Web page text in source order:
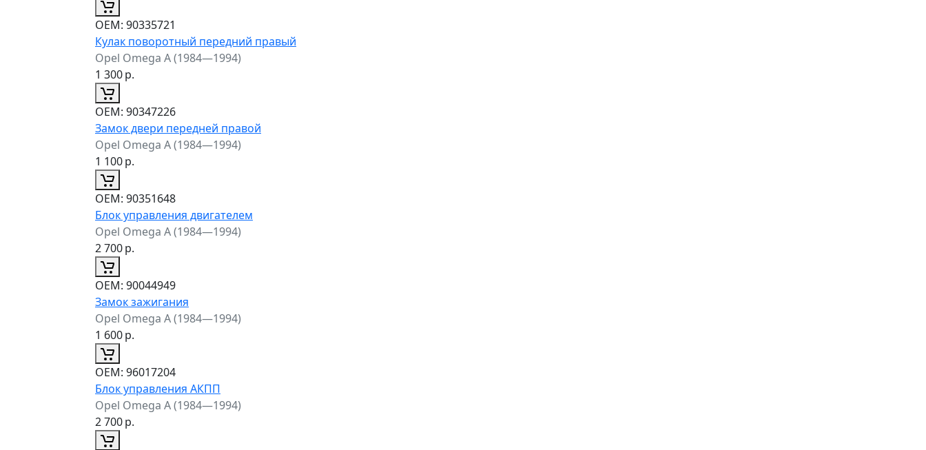
ОЕМ: 90335721
Кулак поворотный передний правый
Opel Omega A (1984—1994)
1 300р.
ОЕМ: 90347226
Замок двери передней правой
Opel Omega A (1984—1994)
1 100р.
ОЕМ: 90351648
Блок управления двигателем
Opel Omega A (1984—1994)
2 700р.
ОЕМ: 90044949
Замок зажигания
Opel Omega A (1984—1994)
1 600р.
ОЕМ: 96017204
Блок управления АКПП
Opel Omega A (1984—1994)
2 700р.